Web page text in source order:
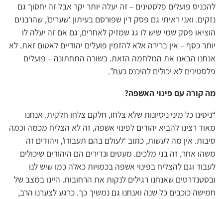
להכניס פועלים פלסטינים – זה יעלה יותר יקר אבל זה יחסוך גם
נזקים. ואני ראיתי גם פסק דין שפורסם בעיתון ‘שערים’, שהרבנים
הוציאו פסק שמי שיש לו גג שמזיק לאחרים, גם אם זה יעלה לו
יותר כסף – אין ברירה אלא להזמין פועלים יהודיים לאטום זאת. לא
אנחנו הבאנו את המלחמה הזאת. בשורה התחתונה – פועלים
פלסטינים לא יכולים להיכנס כעת”.
מה קורה עם פינוי האשפה?
“ניסינו כל מיני ניסיונות שלא צלחו, חלקם צלחו חלקית. אנחנו
מאוד רצינו להביא יהודים לפינוי אשפה, זה לא הצליח מכמה וכמה
סיבות. אין מה לעשות, כתוב ‘לעולם בהם תעבודו’, ויהודים זה
משהו אחר, זה בני מלכים. מעטים ונדירים הם היהודים שיכולים
לעבוד וגם להצליח בפינוי אשפה בכמויות כאלה כמו שיש לנו
ובסטנדרטים שאנחנו רגילים לנקות את הרחובות. היינו במצב של
חמישה כוכבים כל שנה ואנחנו גם נמשיך כך. כרגע לצערנו הרב,